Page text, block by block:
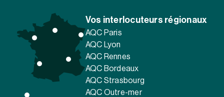
Vos interlocuteurs régionaux
AQC Paris
AQC Lyon
AQC Rennes
AQC Bordeaux
AQC Strasbourg
AQC Outre-mer